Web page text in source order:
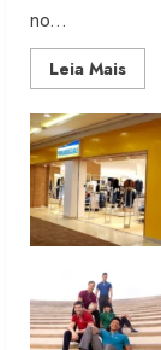
no...
Leia MaisRead
more
Rosa
lança
com